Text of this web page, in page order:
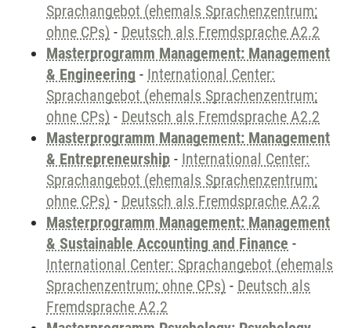
Sprachangebot (ehemals Sprachenzentrum;
ohne CPs) - Deutsch als Fremdsprache A2.2
Masterprogramm Management: Management
& Engineering - International Center:
Sprachangebot (ehemals Sprachenzentrum;
ohne CPs) - Deutsch als Fremdsprache A2.2
Masterprogramm Management: Management
& Entrepreneurship - International Center:
Sprachangebot (ehemals Sprachenzentrum;
ohne CPs) - Deutsch als Fremdsprache A2.2
Masterprogramm Management: Management
& Sustainable Accounting and Finance -
International Center: Sprachangebot (ehemals
Sprachenzentrum; ohne CPs) - Deutsch als
Fremdsprache A2.2